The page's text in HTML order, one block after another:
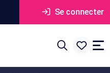
Se connecter